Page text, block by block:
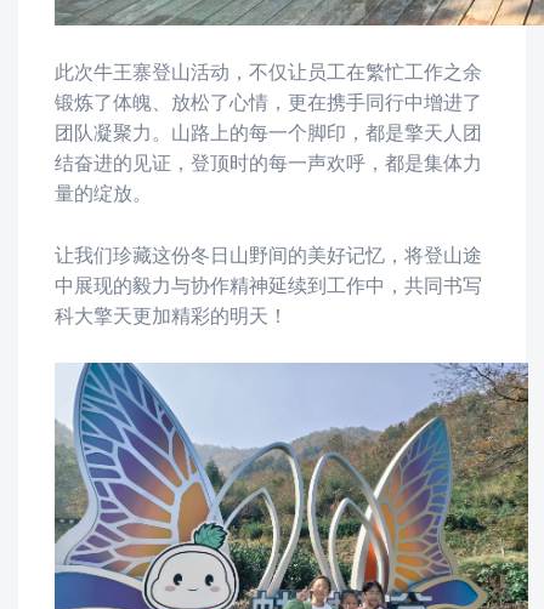
此次牛王寨登山活动，不仅让员工在繁忙工作之余
锻炼了体魄、放松了心情，更在携手同行中增进了
团队凝聚力。山路上的每一个脚印，都是擎天人团
结奋进的见证， 登顶时的每一声欢呼，都是集体力
量的绽放。
让我们珍藏这份冬日山野间的美好记忆 ，将登山途
中展现的毅力与协作精神延续到工作中，共同书写
科大擎天更加精彩的明天！